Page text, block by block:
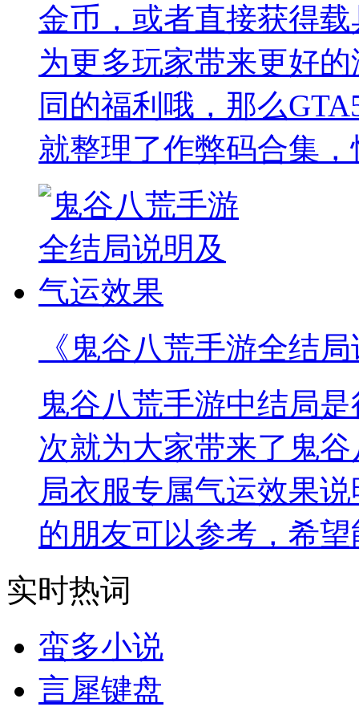
金币，或者直接获得
为更多玩家带来更好
同的福利哦，那么
就整理了作弊码合集
《鬼谷八荒手游全结
鬼谷八荒手游中结局
次就为大家带来了鬼
局衣服专属气运效果
的朋友可以参考，希
实时热词
蛮多小说
言犀键盘